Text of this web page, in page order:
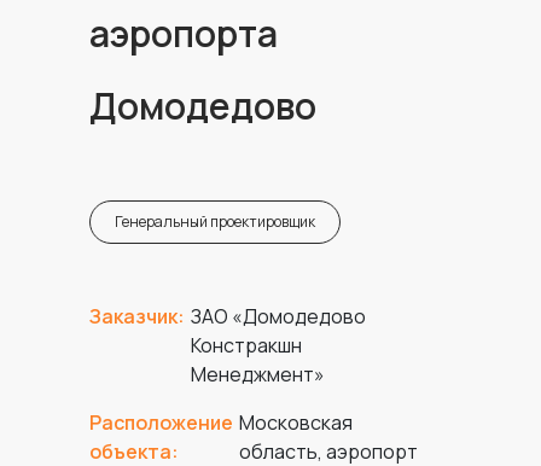
аэропорта
Домодедово
Генеральный проектировщик
Заказчик: ЗАО «Домодедово
Констракшн
Менеджмент»
Расположение
объекта:
Московская
область, аэропорт